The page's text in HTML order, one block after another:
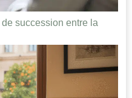
succession entre la